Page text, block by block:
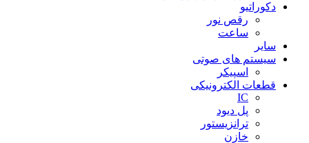
دکوراتیو
رقص نور
ساعت
سایر
سیستم های صوتی
اسپیکر
قطعات الکترونیکی
IC
پل دیود
ترانزیستور
خازن